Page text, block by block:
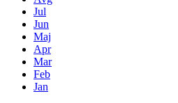
Jul
Jun
Maj
Apr
Mar
Feb
Jan